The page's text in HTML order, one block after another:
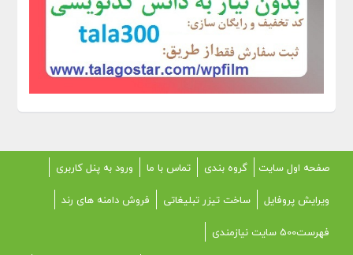
صفحه اول سایت گروه بندی تماس با ما
ورود به پنل کاربری
ویرایش پروفایل
ساخت تیزر تبلیغاتی
فروش دامنه های رند
فهرست500 سایت نیازمندی